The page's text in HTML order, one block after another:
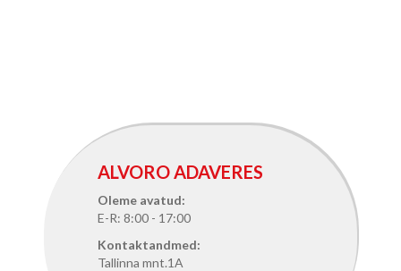
ALVORO ADAVERES
Oleme avatud:
E-R: 8:00 - 17:00
Kontaktandmed:
Tallinna mnt.1A